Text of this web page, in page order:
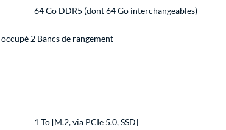
64 Go DDR5 (dont 64 Go interchangeables)
2 Bancs de rangement
1 To [M.2, via PCIe 5.0, SSD]